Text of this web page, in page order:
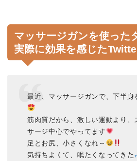
マッサージガンを使った
実際に効果を感じた
最近、マッサージガンで、下半身
筋肉質だから、激しい運動より、
サージ中心でやってます
足とお尻、小さくなれ～
気持ちよくて、眠たくなってきた